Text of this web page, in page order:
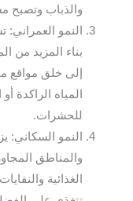
والذباب وتصبح
النمو العمراني:
بناء المزيد من
إلى خلق مواقع
المياه الراكدة
للحشرات.
النمو السكاني:
والمناطق
الغذائية